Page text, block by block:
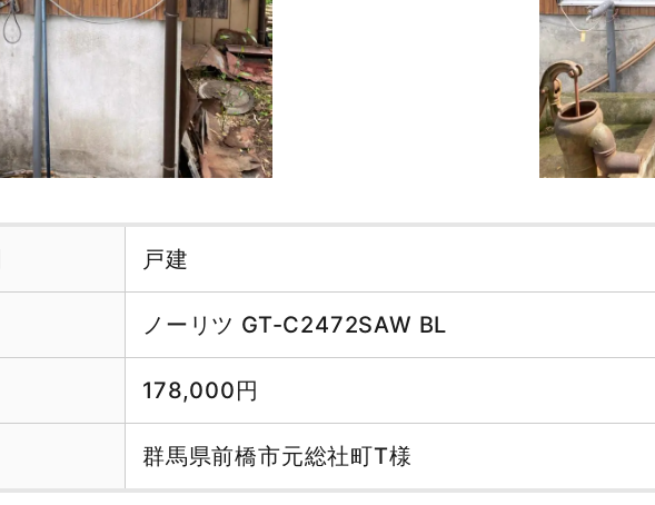
戸建
ノーリツ GT-C2472SAW BL
178,000円
群馬県前橋市元総社町T様